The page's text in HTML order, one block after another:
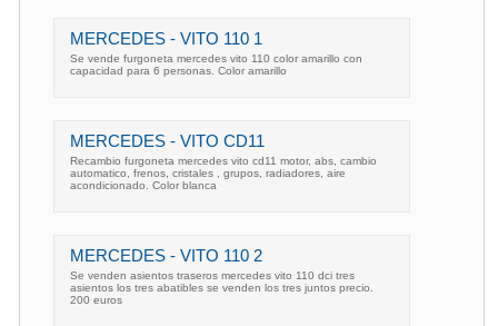
MERCEDES - VITO 110 1
Se vende furgoneta mercedes vito 110 color amarillo con
capacidad para 6 personas. Color amarillo
MERCEDES - VITO CD11
Recambio furgoneta mercedes vito cd11 motor, abs, cambio
automatico, frenos, cristales , grupos, radiadores, aire
acondicionado. Color blanca
MERCEDES - VITO 110 2
Se venden asientos traseros mercedes vito 110 dci tres
asientos los tres abatibles se venden los tres juntos precio.
200 euros